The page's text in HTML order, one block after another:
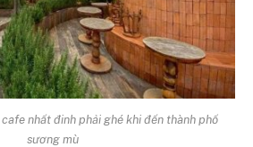
nhất đinh phải ghé khi đến thành phố
sương mù